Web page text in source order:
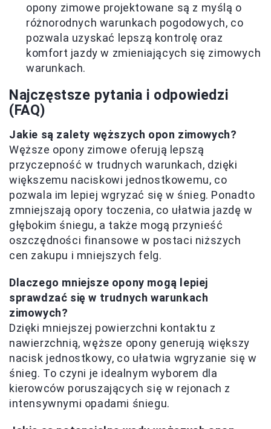
opony zimowe projektowane są z myślą o
różnorodnych warunkach pogodowych, co
pozwala uzyskać lepszą kontrolę oraz
komfort jazdy w zmieniających się zimowych
warunkach.
Najczęstsze pytania i odpowiedzi
(FAQ)
Jakie są zalety węższych opon zimowych?
Węższe opony zimowe oferują lepszą
przyczepność w trudnych warunkach, dzięki
większemu naciskowi jednostkowemu, co
pozwala im lepiej wgryzać się w śnieg. Ponadto
zmniejszają opory toczenia, co ułatwia jazdę w
głębokim śniegu, a także mogą przynieść
oszczędności finansowe w postaci niższych
cen zakupu i mniejszych felg.
Dlaczego mniejsze opony mogą lepiej
sprawdzać się w trudnych warunkach
zimowych?
Dzięki mniejszej powierzchni kontaktu z
nawierzchnią, węższe opony generują większy
nacisk jednostkowy, co ułatwia wgryzanie się w
śnieg. To czyni je idealnym wyborem dla
kierowców poruszających się w rejonach z
intensywnymi opadami śniegu.